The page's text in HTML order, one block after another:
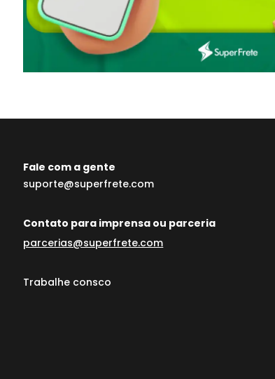
Fale com a gente
suporte@superfrete.com
Contato para imprensa ou parceria
parcerias@superfrete.com
Trabalhe consco